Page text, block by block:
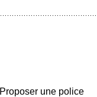
Proposer une police